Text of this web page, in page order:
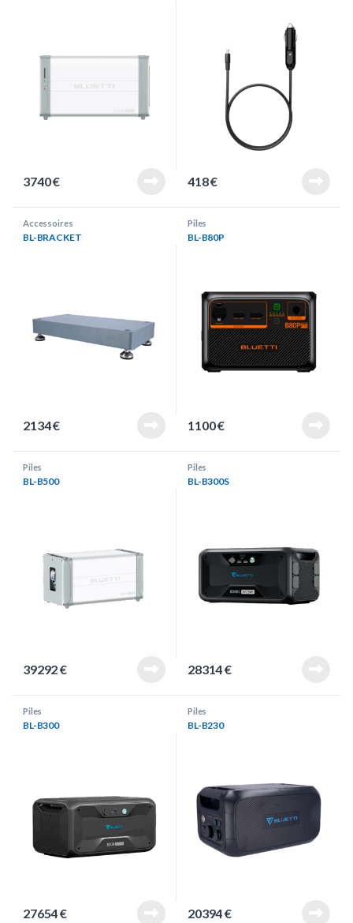
3740€ 418€
Accessoires
BL-BRACKET
2134€
Piles
BL-B80P
1100€
Piles
BL-B500
39292€
Piles
BL-B300S
28314€
Piles
BL-B300
27654€
Piles
BL-B230
20394€